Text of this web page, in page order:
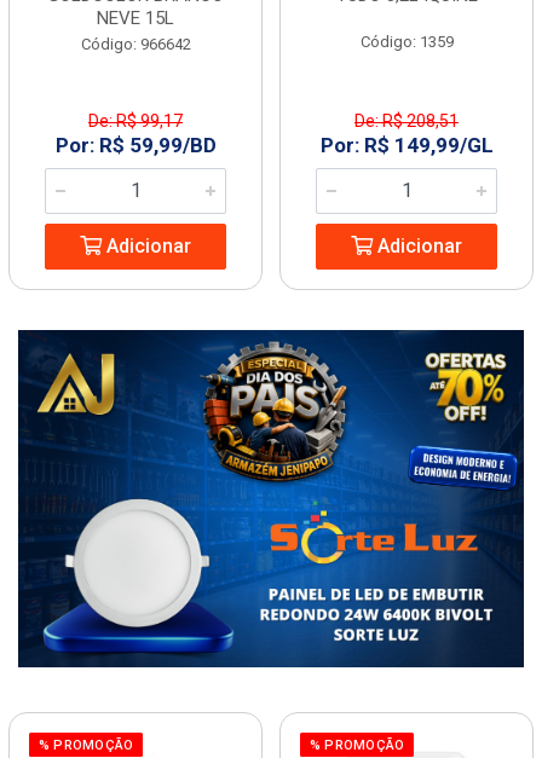
NEVE 15L
Código: 966642
De: R$ 99,17
Por: R$ 59,99/BD
Adicionar
Código: 1359
De: R$ 208,51
Por: R$ 149,99/GL
Adicionar
% PROMOÇÃO % PROMOÇÃO